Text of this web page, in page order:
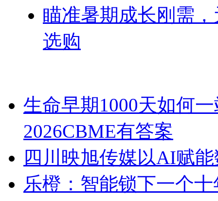
瞄准暑期成长刚需
选购
生命早期1000天如何
2026CBME有答案
四川映旭传媒以AI赋
乐橙：智能锁下一个